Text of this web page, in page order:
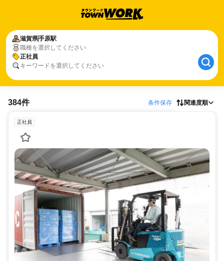
滋賀県手原駅
職種を選択してください
正社員
キーワードを選択してください
384件 条件保存 関連度順
正社員